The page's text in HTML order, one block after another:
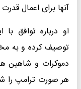
آنها برای اعمال
او درباره توافق
توصیف کرده و به
دموکرات و شاهین
هر صورت ترامپ را